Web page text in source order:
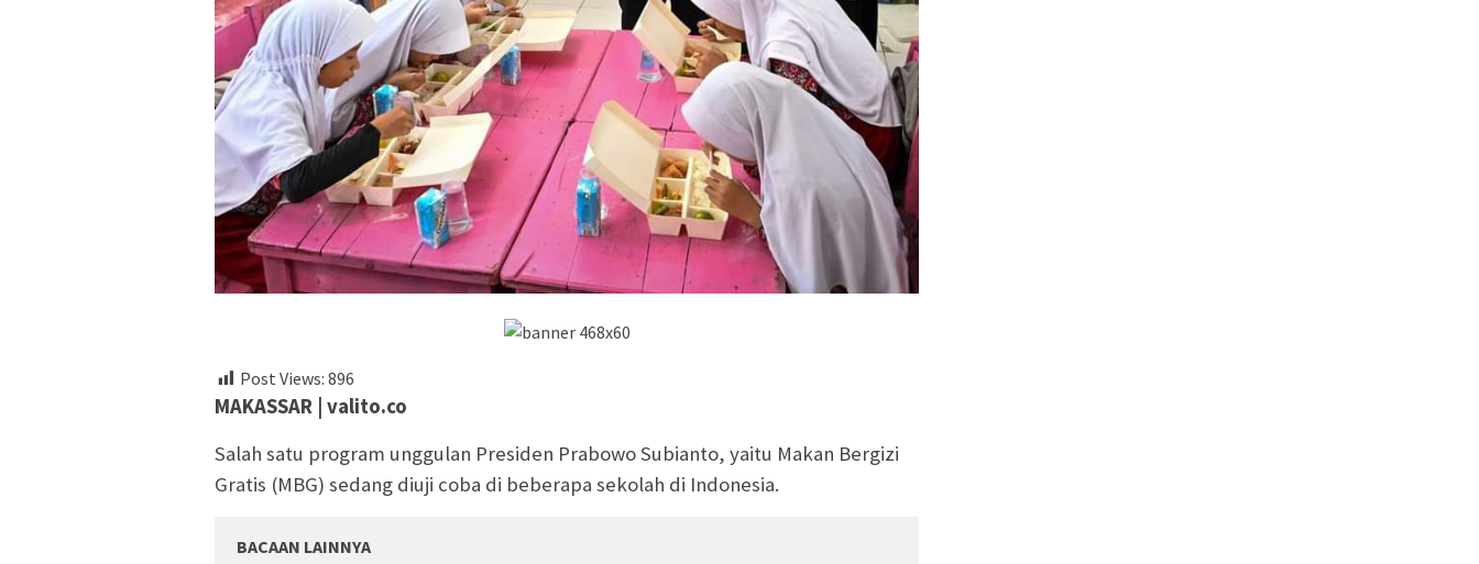
Post Views: 896
MAKASSAR | valito.co
Salah satu program unggulan Presiden Prabowo Subianto, yaitu Makan Bergizi
Gratis (MBG) sedang diuji coba di beberapa sekolah di Indonesia.
BACAAN LAINNYA